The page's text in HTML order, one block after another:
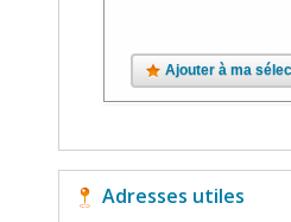
Ajouter à ma
Adresses utiles